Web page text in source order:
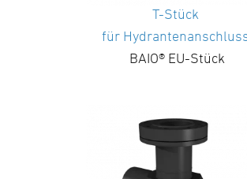
T-Stück
für
BAIO® EU-Stück